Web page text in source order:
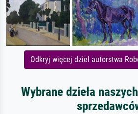
Odkryj więcej dzieł autorstwa
Wybrane dzieła